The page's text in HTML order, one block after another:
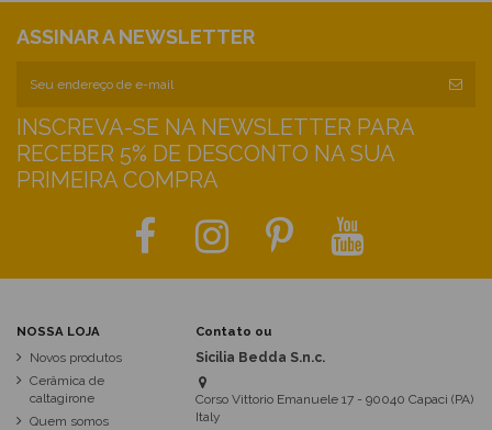
ASSINAR A NEWSLETTER
INSCREVA-SE NA NEWSLETTER PARA
RECEBER 5% DE DESCONTO NA SUA
PRIMEIRA COMPRA
NOSSA LOJA
Novos produtos
Cerâmica de
caltagirone
Quem somos
Contato ou
Sicilia Bedda S.n.c.
Corso Vittorio Emanuele 17 - 90040 Capaci (PA)
Italy